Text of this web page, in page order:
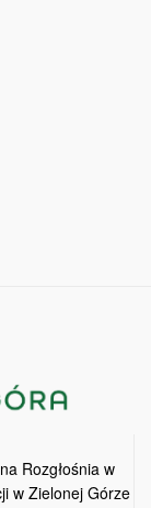
Rozgłośnia w
w Zielonej Górze